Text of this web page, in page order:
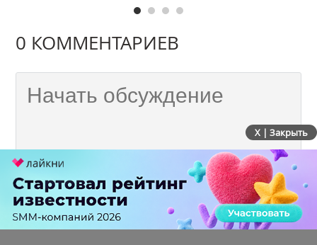
0 КОММЕНТАРИЕВ
X | Закрыть